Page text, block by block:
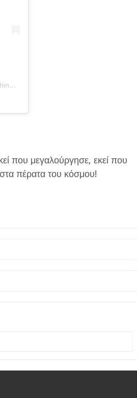
Η δημοσίευση κοινοποιήθηκε από το χρήστη Panathinaikos FC (@fcpanathinaikos)
που μεγαλούργησε, εκεί που
πέρατα του κόσμου!